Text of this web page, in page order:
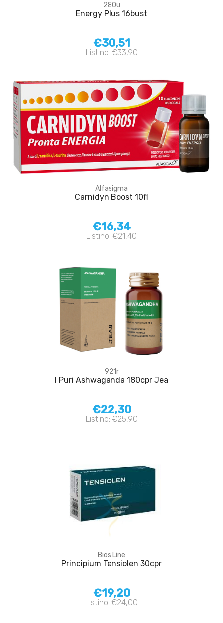
280u
Energy Plus 16bust
€30,51
Listino: €33,90
Alfasigma
Carnidyn Boost 10fl
€16,34
Listino: €21,40
921r
I Puri Ashwaganda 180cpr Jea
€22,30
Listino: €25,90
Bios Line
Principium Tensiolen 30cpr
€19,20
Listino: €24,00